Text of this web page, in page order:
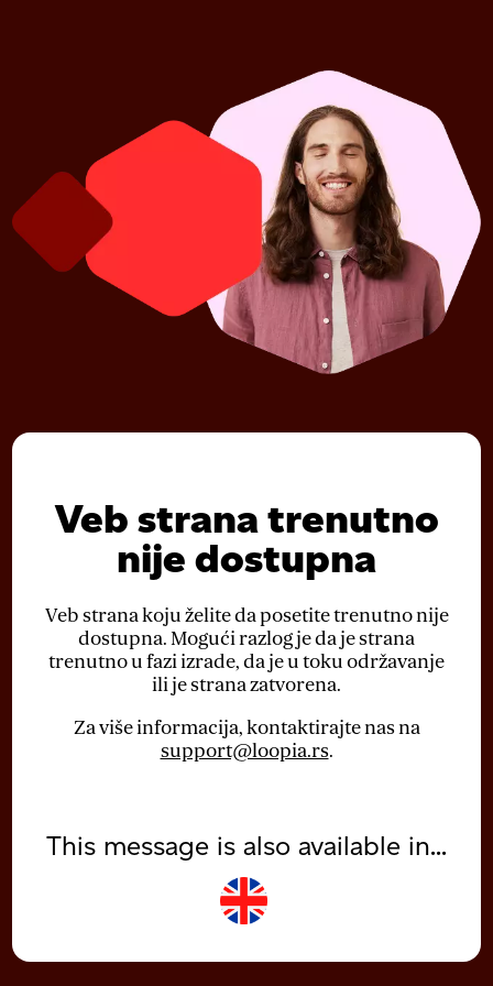
Veb strana trenutno
nije dostupna
Veb strana koju želite da posetite trenutno nije
dostupna. Mogući razlog je da je strana
trenutno u fazi izrade, da je u toku održavanje
ili je strana zatvorena.
Za više informacija, kontaktirajte nas na
support@loopia.rs.
This message is also available in...